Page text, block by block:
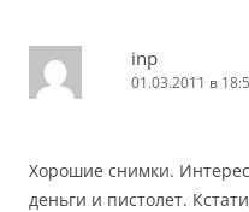
inp
01.03.2011 в
Хорошие снимки.
деньги и пистолет.